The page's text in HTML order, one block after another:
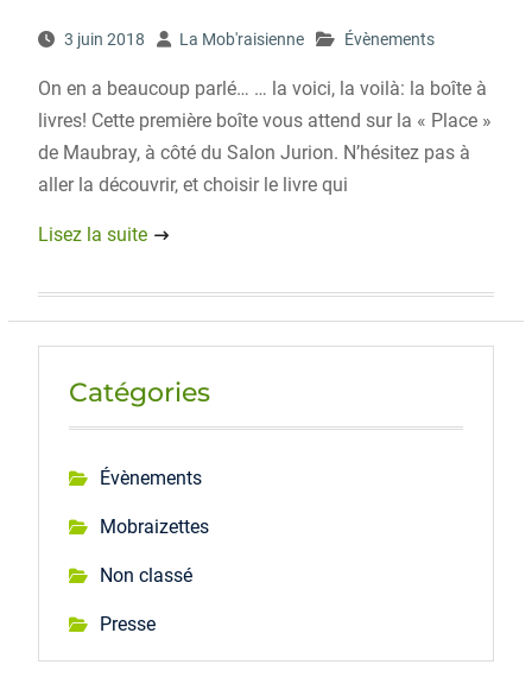
3 juin 2018 La Mob'raisienne Évènements
On en a beaucoup parlé… … la voici, la voilà: la boîte à
livres! Cette première boîte vous attend sur la « Place »
de Maubray, à côté du Salon Jurion. N’hésitez pas à
aller la découvrir, et choisir le livre qui
Lisez la suite
Catégories
Évènements
Mobraizettes
Non classé
Presse